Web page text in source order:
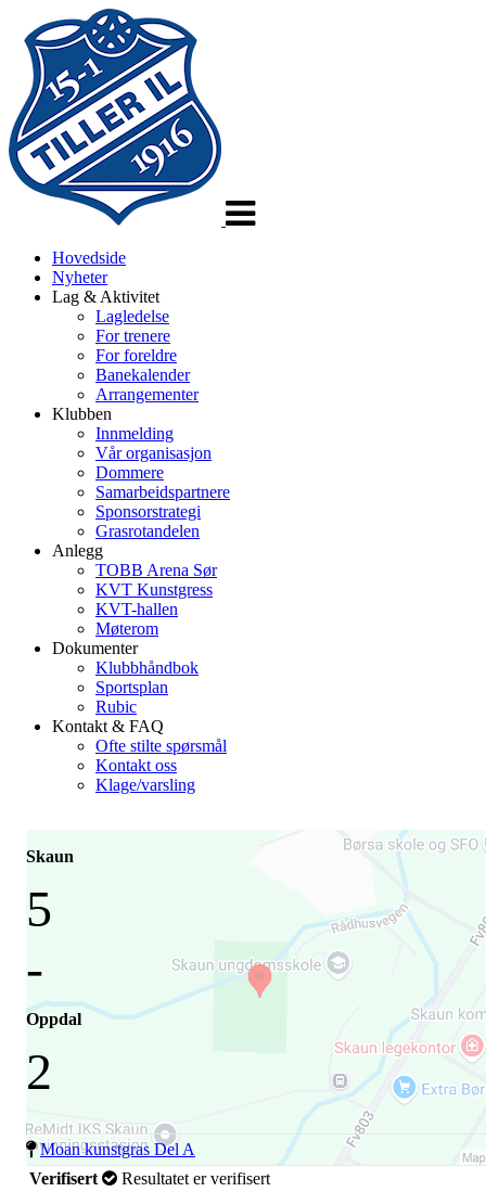
Hovedside
Nyheter
Lag & Aktivitet
Lagledelse
For trenere
For foreldre
Banekalender
Arrangementer
Klubben
Innmelding
Vår organisasjon
Dommere
Samarbeidspartnere
Sponsorstrategi
Grasrotandelen
Anlegg
TOBB Arena Sør
KVT Kunstgress
KVT-hallen
Møterom
Dokumenter
Klubbhåndbok
Sportsplan
Rubic
Kontakt & FAQ
Ofte stilte spørsmål
Kontakt oss
Klage/varsling
Skaun
5
-
Oppdal
2
Moan kunstgras Del A
Verifisert
Resultatet er verifisert